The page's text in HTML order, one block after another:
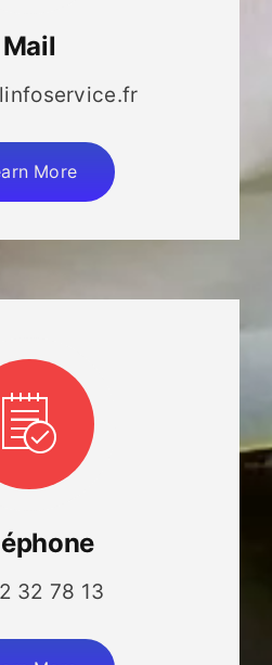
Mail
More
32 78 13